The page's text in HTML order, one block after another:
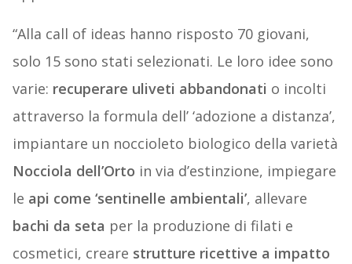
“Alla call of ideas hanno risposto 70 giovani,
solo 15 sono stati selezionati. Le loro idee sono
varie: recuperare uliveti abbandonati o incolti
attraverso la formula dell’ ‘adozione a distanza’,
impiantare un noccioleto biologico della varietà
Nocciola dell’Orto in via d’estinzione, impiegare
le api come ‘sentinelle ambientali’, allevare
bachi da seta per la produzione di filati e
cosmetici, creare strutture ricettive a impatto